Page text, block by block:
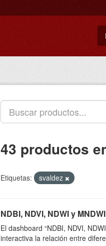
43 productos
Etiquetas: svaldez
NDBI, NDVI, NDWI y
El dashboard “NDBI, NDVI,
interactiva la relación entre